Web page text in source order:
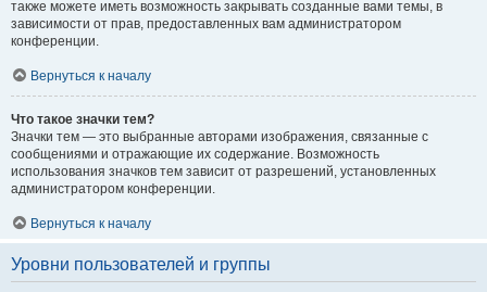
также можете иметь возможность закрывать созданные вами темы, в
зависимости от прав, предоставленных вам администратором
конференции.
Вернуться к началу
Что такое значки тем?
Значки тем — это выбранные авторами изображения, связанные с
сообщениями и отражающие их содержание. Возможность
использования значков тем зависит от разрешений, установленных
администратором конференции.
Вернуться к началу
Уровни пользователей и группы